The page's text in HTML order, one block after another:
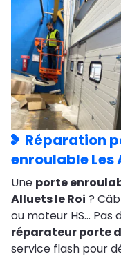
Réparation
enroulable Les
Une porte
Alluets le Roi ?
ou moteur HS… Pas
réparateur porte
service flash pour